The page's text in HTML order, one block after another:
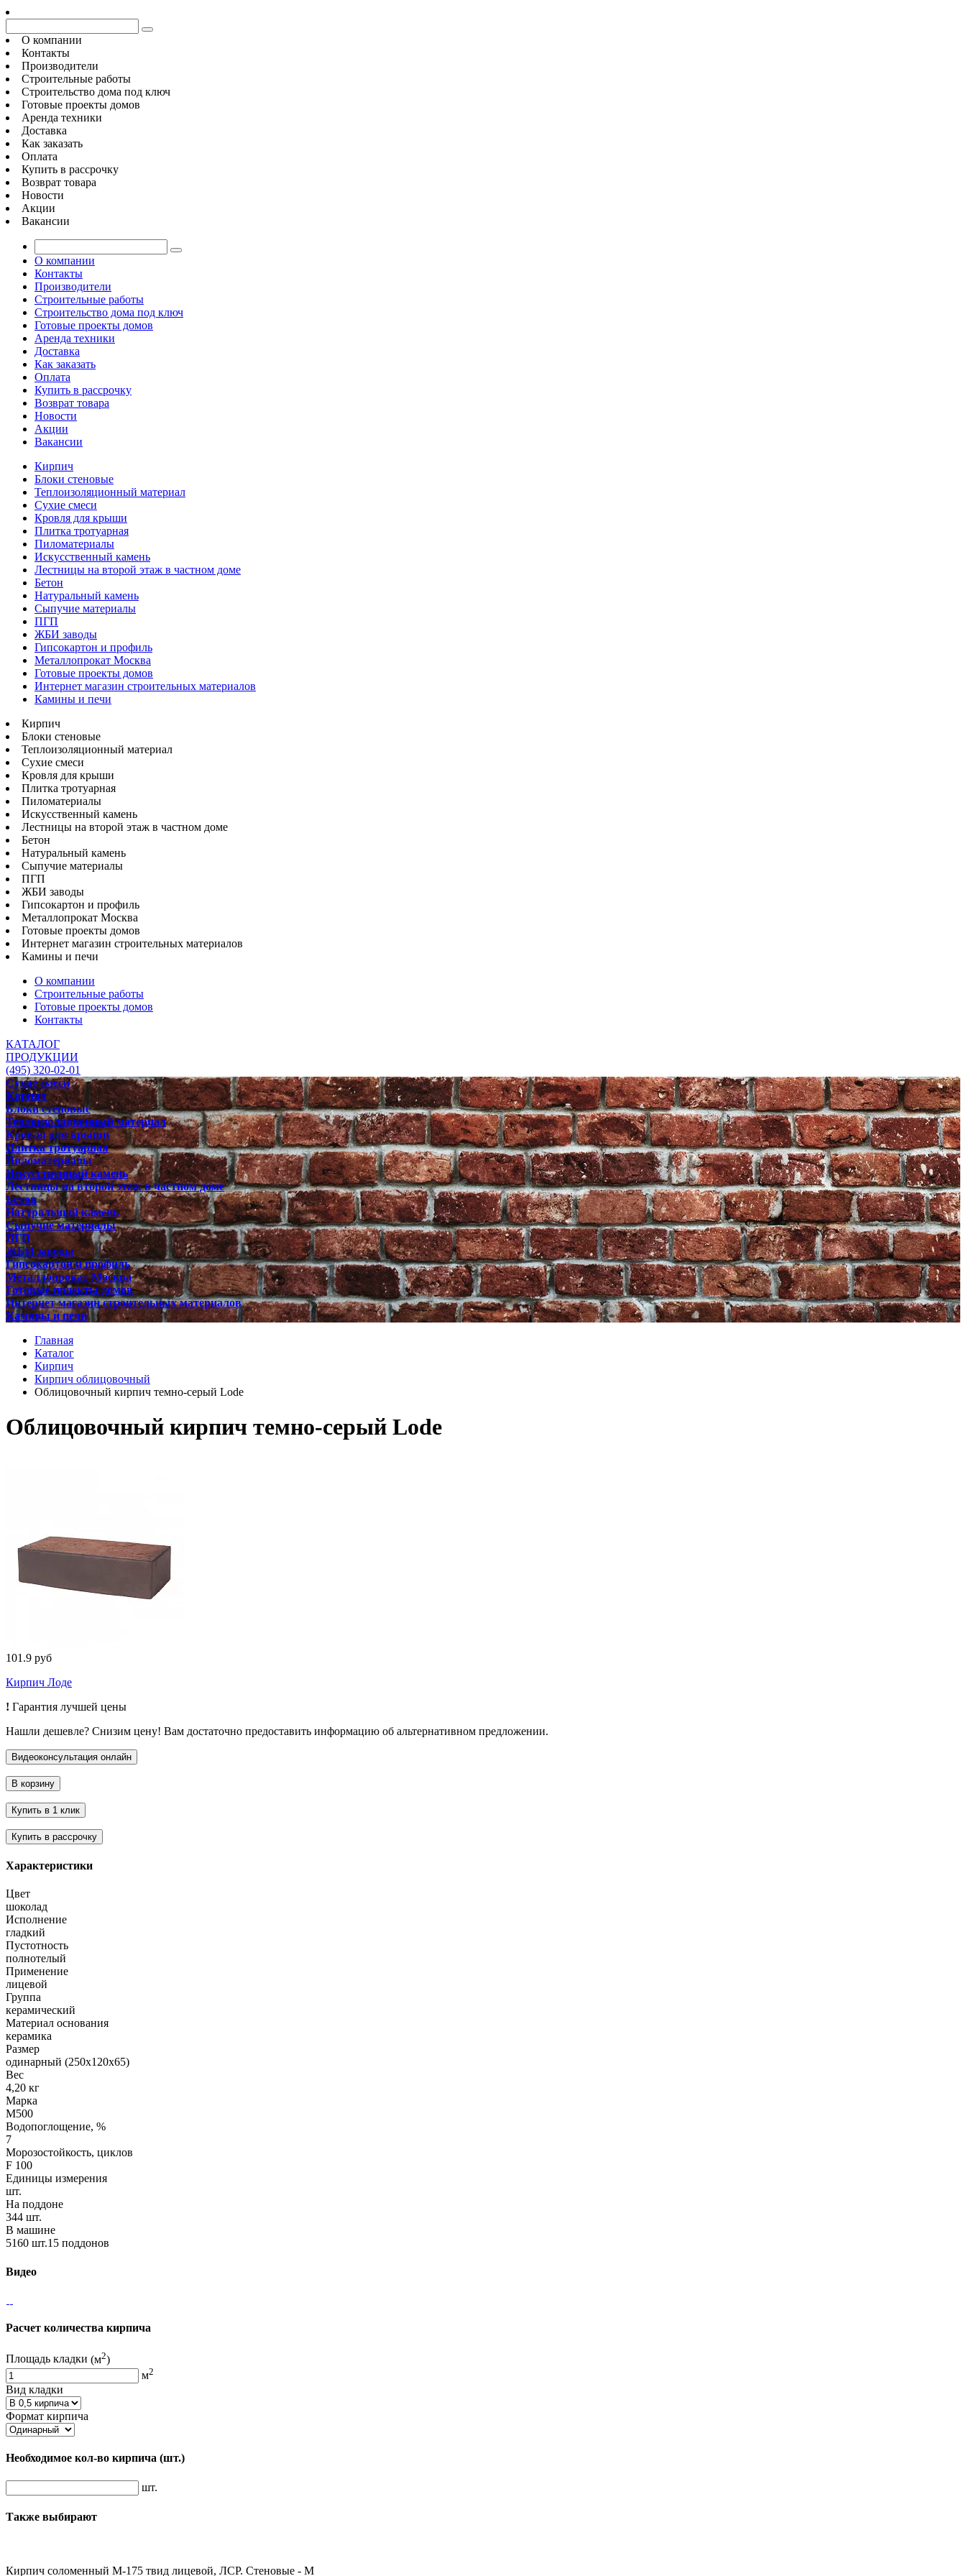
О компании
Контакты
Производители
Строительные работы
Строительство дома под ключ
Готовые проекты домов
Аренда техники
Доставка
Как заказать
Оплата
Купить в рассрочку
Возврат товара
Новости
Акции
Вакансии
О компании
Контакты
Производители
Строительные работы
Строительство дома под ключ
Готовые проекты домов
Аренда техники
Доставка
Как заказать
Оплата
Купить в рассрочку
Возврат товара
Новости
Акции
Вакансии
Кирпич
Блоки стеновые
Теплоизоляционный материал
Сухие смеси
Кровля для крыши
Плитка тротуарная
Пиломатериалы
Искусственный камень
Лестницы на второй этаж в частном доме
Бетон
Натуральный камень
Сыпучие материалы
ПГП
ЖБИ заводы
Гипсокартон и профиль
Металлопрокат Москва
Готовые проекты домов
Интернет магазин строительных материалов
Камины и печи
Кирпич
Блоки стеновые
Теплоизоляционный материал
Сухие смеси
Кровля для крыши
Плитка тротуарная
Пиломатериалы
Искусственный камень
Лестницы на второй этаж в частном доме
Бетон
Натуральный камень
Сыпучие материалы
ПГП
ЖБИ заводы
Гипсокартон и профиль
Металлопрокат Москва
Готовые проекты домов
Интернет магазин строительных материалов
Камины и печи
О компании
Строительные работы
Готовые проекты домов
Контакты
КАТАЛОГ
ПРОДУКЦИИ
(495) 320-02-01
Сухие смеси
Кирпич
Блоки стеновые
Теплоизоляционный материал
Кровля для крыши
Плитка тротуарная
Пиломатериалы
Искусственный камень
Лестницы на второй этаж в частном доме
Бетон
Натуральный камень
Сыпучие материалы
ПГП
ЖБИ заводы
Гипсокартон и профиль
Металлопрокат Москва
Готовые проекты домов
Интернет магазин строительных материалов
Камины и печи
Главная
Каталог
Кирпич
Кирпич облицовочный
Облицовочный кирпич темно-серый Lode
Облицовочный кирпич темно-серый Lode
101.9 руб
Кирпич Лоде
! Гарантия лучшей цены
Нашли дешевле? Снизим цену! Вам достаточно предоставить информацию об альтернативном предложении.
Характеристики
Цвет
шоколад
Исполнение
гладкий
Пустотность
полнотелый
Применение
лицевой
Группа
керамический
Материал основания
керамика
Размер
одинарный (250х120х65)
Вес
4,20 кг
Марка
М500
Водопоглощение, %
7
Морозостойкость, циклов
F 100
Единицы измерения
шт.
На поддоне
344 шт.
В машине
5160 шт.15 поддонов
Видео
Расчет количества кирпича
Площадь кладки (м2)
м2
Вид кладки
Формат кирпича
Необходимое кол-во кирпича (шт.)
шт.
Также выбирают
Кирпич соломенный М-175 твид лицевой, ЛСР. Стеновые - М